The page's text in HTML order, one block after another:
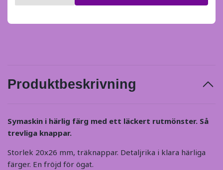
Produktbeskrivning
Symaskin i härlig färg med ett läckert rutmönster. Så
trevliga knappar.
Storlek 20x26 mm, träknappar. Detaljrika i klara härliga
färger. En fröjd för ögat.